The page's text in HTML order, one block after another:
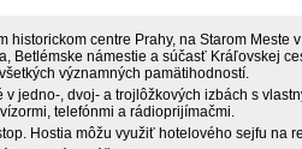
historickom centre Prahy, na Starom Meste
Betlémske námestie a súčasť Kráľovskej
významných pamätihodností.
v jedno-, dvoj- a trojlôžkových izbách s
telefónmi a rádioprijímačmi.
Hostia môžu využiť hotelového sejfu na